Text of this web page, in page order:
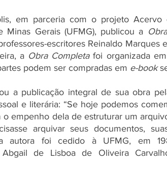
em parceria com o projeto Acervo
Minas Gerais (UFMG), publicou a
escritores Reinaldo Marques
a Obra Completa
podem ser compradas em e-book
a publicação integral de sua obra
e literária: “Se hoje podemos
empenho dela de estruturar um
arquivar seus documentos,
autora foi cedido à UFMG, em
de Lisboa de Oliveira